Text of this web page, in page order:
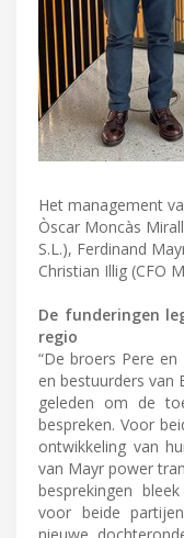
Het management
Òscar Moncàs
S.L.), Ferdinand
Christian Illig (CFO
De funderingen
regio
“De broers Pere
en bestuurders van
geleden om de
bespreken. Voor
ontwikkeling van
van Mayr power
besprekingen
voor beide
nieuwe